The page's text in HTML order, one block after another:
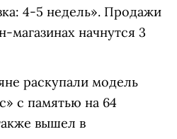
4-5 недель». Продажи
магазинах начнутся 3
раскупали модель
с памятью на 64
вышел в